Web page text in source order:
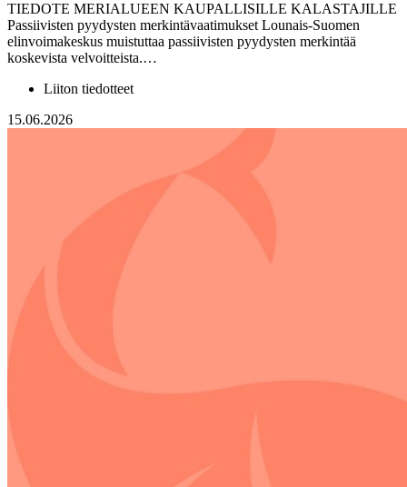
TIEDOTE MERIALUEEN KAUPALLISILLE KALASTAJILLE
Passiivisten pyydysten merkintävaatimukset Lounais-Suomen
elinvoimakeskus muistuttaa passiivisten pyydysten merkintää
koskevista velvoitteista.…
Liiton tiedotteet
15.06.2026